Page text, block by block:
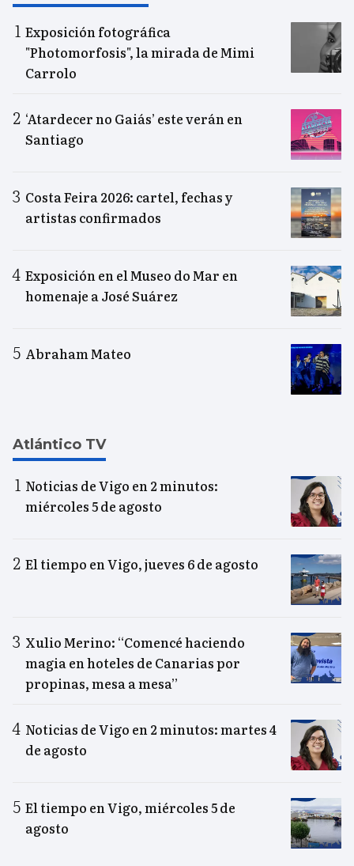
Exposición fotográfica
"Photomorfosis", la mirada de Mimi
Carrolo
‘Atardecer no Gaiás’ este verán en
Santiago
Costa Feira 2026: cartel, fechas y
artistas confirmados
Exposición en el Museo do Mar en
homenaje a José Suárez
Abraham Mateo
Atlántico TV
Noticias de Vigo en 2 minutos:
miércoles 5 de agosto
El tiempo en Vigo, jueves 6 de agosto
Xulio Merino: “Comencé haciendo
magia en hoteles de Canarias por
propinas, mesa a mesa”
Noticias de Vigo en 2 minutos: martes 4
de agosto
El tiempo en Vigo, miércoles 5 de
agosto